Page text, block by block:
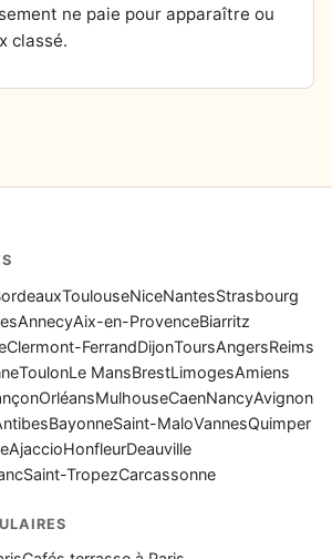
ne paie pour apparaître ou
classé.
ToulouseNiceNantesStrasbourg
AnnecyAix-en-ProvenceBiarritz
Clermont-FerrandDijonToursAngersReims
ToulonLe MansBrestLimogesAmiens
OrléansMulhouseCaenNancyAvignon
BayonneSaint-MaloVannesQuimper
AjaccioHonfleurDeauville
Saint-TropezCarcassonne